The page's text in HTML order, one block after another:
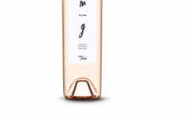
ORGANISEZ VOTRE SHOOTING